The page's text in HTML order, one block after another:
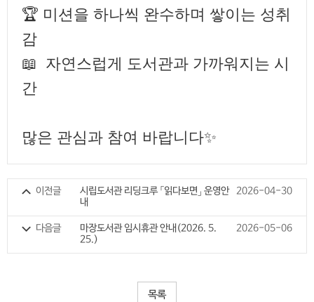
🏆 미션을 하나씩 완수하며 쌓이는 성취
감
📖 자연스럽게 도서관과 가까워지는 시
간
많은 관심과 참여 바랍니다✨
이전글
시립도서관 리딩크루 「읽다보면」 운영안
내
2026-04-30
다음글
마장도서관 임시휴관 안내(2026. 5.
25.)
2026-05-06
목록